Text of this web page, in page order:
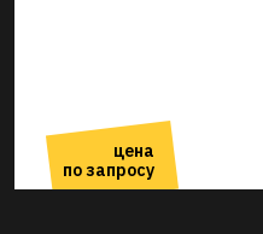
цена
по запросу